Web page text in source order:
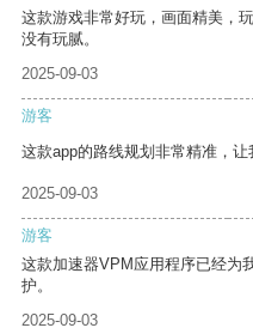
这款游戏非常好玩，画面精美，
没有玩腻。
2025-09-03
游客
这款app的路线规划非常精准，让
2025-09-03
游客
这款加速器VPM应用程序已经为
护。
2025-09-03